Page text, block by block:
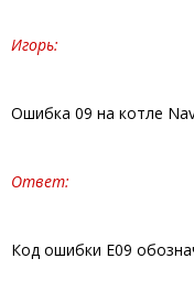
Игорь:
Ошибка 09 на котле
Ответ:
Код ошибки Е09